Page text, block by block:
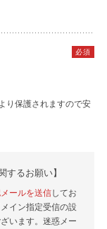
必須
り保護されますので安
するお願い】
ールを送信してお
イン指定受信の設
います。迷惑メー